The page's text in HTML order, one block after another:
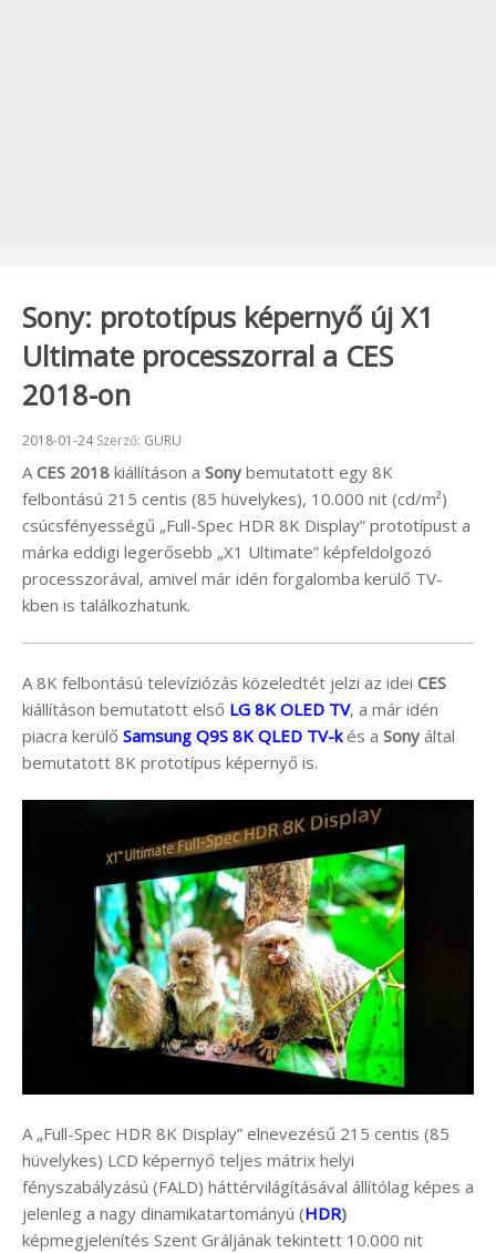
Sony: prototípus képernyő új X1
Ultimate processzorral a CES
2018-on
Beküldve:
2018-01-24Szerző: GURU
A CES 2018 kiállításon a Sony bemutatott egy 8K
felbontású 215 centis (85 hüvelykes), 10.000 nit (cd/m²)
csúcsfényességű „Full-Spec HDR 8K Display” prototípust a
márka eddigi legerősebb „X1 Ultimate” képfeldolgozó
processzorával, amivel már idén forgalomba kerülő TV-
kben is találkozhatunk.
A 8K felbontású televíziózás közeledtét jelzi az idei CES
kiállításon bemutatott első LG 8K OLED TV, a már idén
piacra kerülő Samsung Q9S 8K QLED TV-kés a Sony által
bemutatott 8K prototípus képernyő is.
A „Full-Spec HDR 8K Display” elnevezésű 215 centis (85
hüvelykes) LCD képernyő teljes mátrix helyi
fényszabályzású (FALD) háttérvilágításával állítólag képes a
jelenleg a nagy dinamikatartományú (HDR)
képmegjelenítés Szent Gráljának tekintett 10.000 nit